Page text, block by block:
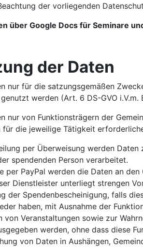
der vorliegenden
über Google Docs für Seminare
der Daten
nur für die satzungsgemäßen
werden (Art. 6 DS-GVO i.V.m.
nur von Funktionsträgern der
für die jeweilige Tätigkeit
per Überweisung werden
spendenden Person verarbeitet.
per PayPal werden die Daten an
Dienstleister unterliegt strengen
der Spendenbescheinigung, falls
haben, mit Ausnahme der
von Veranstaltungen sowie zur
werden, ohne dass diese
von Daten in Aushängen,